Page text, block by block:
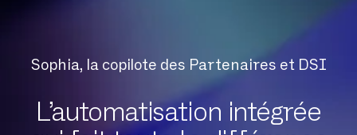
Datacenter
Digital Workplace
Sophia, la copilote des Partenaires et DSI
L’automatisation intégrée